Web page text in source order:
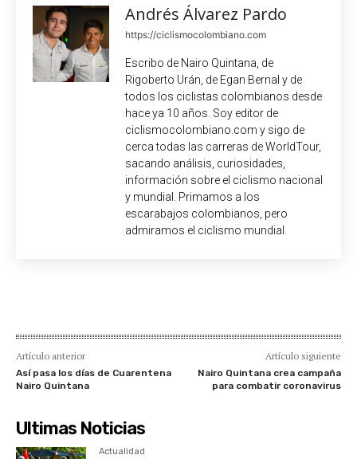
Andrés Álvarez Pardo
https://ciclismocolombiano.com
Escribo de Nairo Quintana, de
Rigoberto Urán, de Egan Bernal y de
todos los ciclistas colombianos desde
hace ya 10 años. Soy editor de
ciclismocolombiano.com y sigo de
cerca todas las carreras de WorldTour,
sacando análisis, curiosidades,
información sobre el ciclismo nacional
y mundial. Primamos a los
escarabajos colombianos, pero
admiramos el ciclismo mundial.
Artículo anterior
Así pasa los días de Cuarentena
Nairo Quintana
Artículo siguiente
Nairo Quintana crea campaña
para combatir coronavirus
Ultimas Noticias
Actualidad